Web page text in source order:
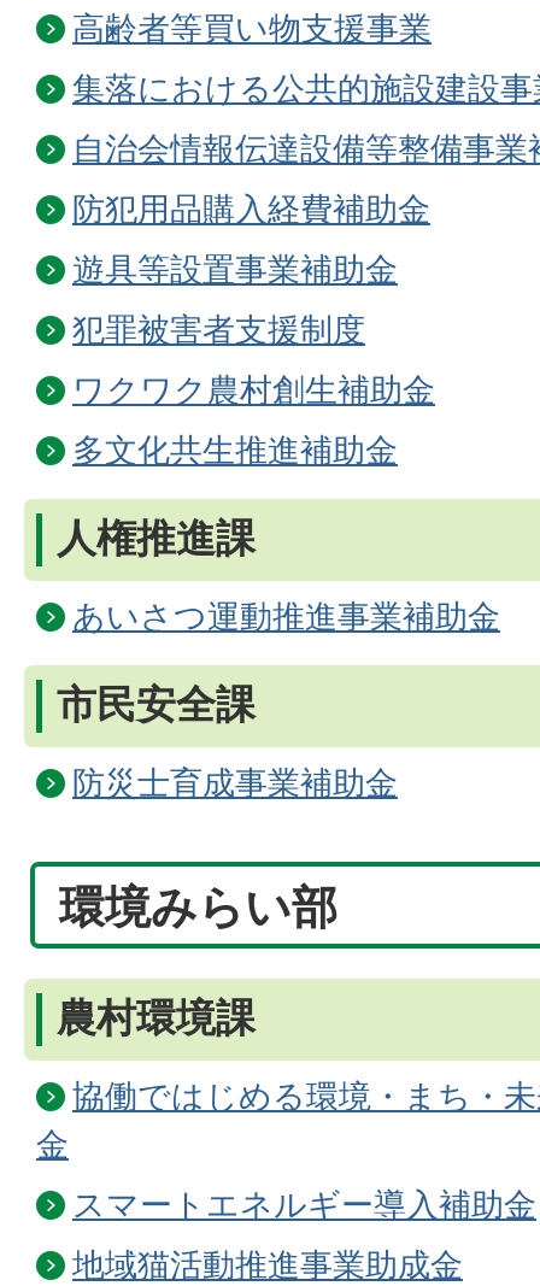
高齢者等買い物支援事業
集落における公共的施設建設
自治会情報伝達設備等整備事業
防犯用品購入経費補助金
遊具等設置事業補助金
犯罪被害者支援制度
ワクワク農村創生補助金
多文化共生推進補助金
人権推進課
あいさつ運動推進事業補助金
市民安全課
防災士育成事業補助金
環境みらい部
農村環境課
協働ではじめる環境・まち・
金
スマートエネルギー導入補助金
地域猫活動推進事業助成金